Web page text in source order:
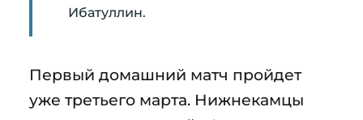
Ибатуллин.
Первый домашний матч пройдет
уже третьего марта. Нижнекамцы